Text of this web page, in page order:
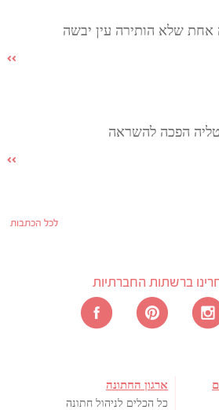
אחת שלא הותירה עין יבשה
הפכה להשראה
לכל הכתבות
ברשתות החברתיות
ארגון החתונה
כל הכלים לניהול חתונה